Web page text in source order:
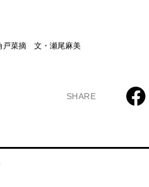
菜摘 文・瀬尾麻美
SHARE